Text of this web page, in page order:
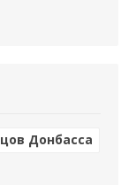
Донбасса